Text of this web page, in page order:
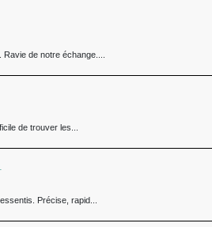
de notre échange....
de trouver les...
Précise, rapid...